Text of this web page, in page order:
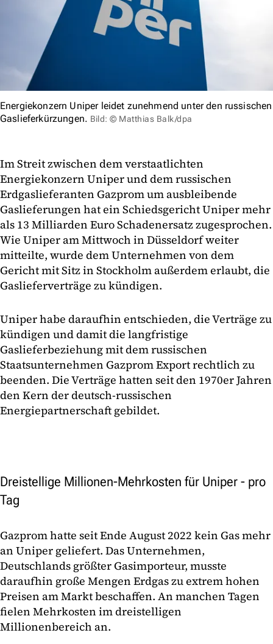
Energiekonzern Uniper leidet zunehmend unter den russischen
Gaslieferkürzungen. Bild: © Matthias Balk/dpa
Im Streit zwischen dem verstaatlichten
Energiekonzern Uniper und dem russischen
Erdgaslieferanten Gazprom um ausbleibende
Gaslieferungen hat ein Schiedsgericht Uniper mehr
als 13 Milliarden Euro Schadenersatz zugesprochen.
Wie Uniper am Mittwoch in Düsseldorf weiter
mitteilte, wurde dem Unternehmen von dem
Gericht mit Sitz in Stockholm außerdem erlaubt, die
Gaslieferverträge zu kündigen.
Uniper habe daraufhin entschieden, die Verträge zu
kündigen und damit die langfristige
Gaslieferbeziehung mit dem russischen
Staatsunternehmen Gazprom Export rechtlich zu
beenden. Die Verträge hatten seit den 1970er Jahren
den Kern der deutsch-russischen
Energiepartnerschaft gebildet.
Dreistellige Millionen-Mehrkosten für Uniper - pro
Tag
Gazprom hatte seit Ende August 2022 kein Gas mehr
an Uniper geliefert. Das Unternehmen,
Deutschlands größter Gasimporteur, musste
daraufhin große Mengen Erdgas zu extrem hohen
Preisen am Markt beschaffen. An manchen Tagen
fielen Mehrkosten im dreistelligen
Millionenbereich an.